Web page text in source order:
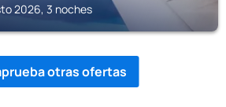
2026, 3 noches
otras ofertas